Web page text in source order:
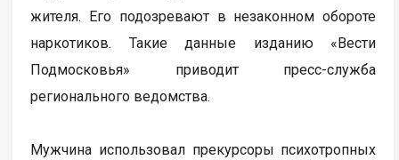
жителя. Его подозревают в незаконном обороте
наркотиков. Такие данные изданию «Вести
Подмосковья» приводит пресс-служба
регионального ведомства.
Мужчина использовал прекурсоры психотропных